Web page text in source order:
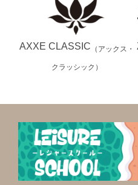
AXXE CLASSIC （アックス・
クラッシック）